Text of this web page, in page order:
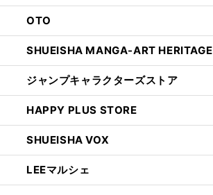
OTO
SHUEISHA MANGA-ART HERITAGE
ジャンプキャラクターズストア
HAPPY PLUS STORE
SHUEISHA VOX
LEEマルシェ